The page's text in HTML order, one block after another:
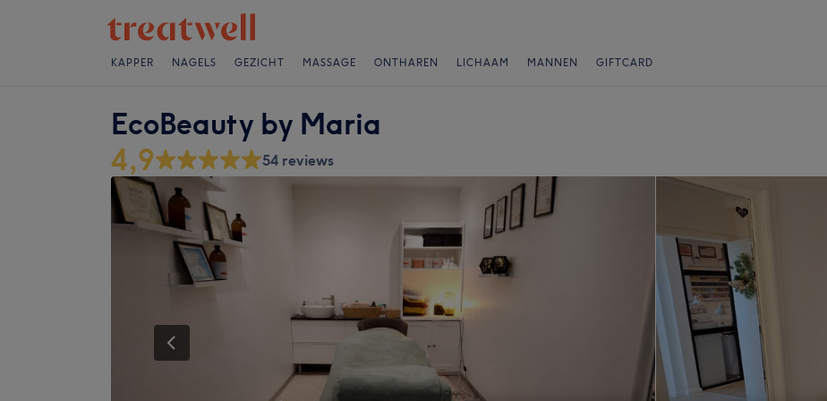
KAPPER NAGELS GEZICHT MASSAGE ONTHAREN LICHAAM MANNEN GIFTCARD
EcoBeauty by Maria
4,9 54 reviews